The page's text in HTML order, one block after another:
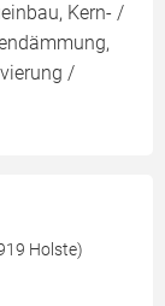
Kern- /
/
Holste)